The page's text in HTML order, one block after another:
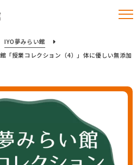
IYO夢みらい館
「授業コレクション（4）」体に優しい無添加